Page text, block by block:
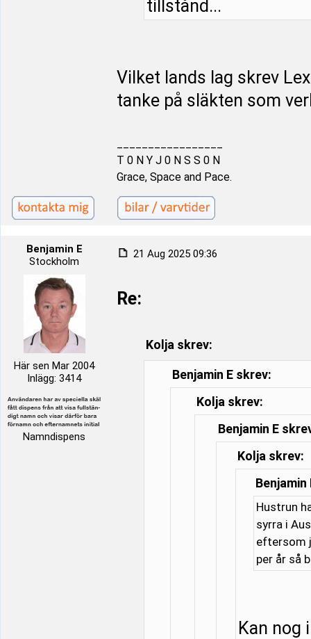
tillstånd...
Vilket lands lag skrev
tanke på släkten som
T 0 N Y J 0 N S S 0 N
Grace, Space and Pace.
Benjamin E
Stockholm
Här sen Mar 2004
Inlägg: 3414
Namndispens
21 Aug 2025 09:36
Re:
Kolja skrev:
Benjamin E skrev:
Kolja skrev:
Benjamin E
Kolja skrev:
Benjamin
Hustrun
syrra i
eftersom
per år så
Kan nog